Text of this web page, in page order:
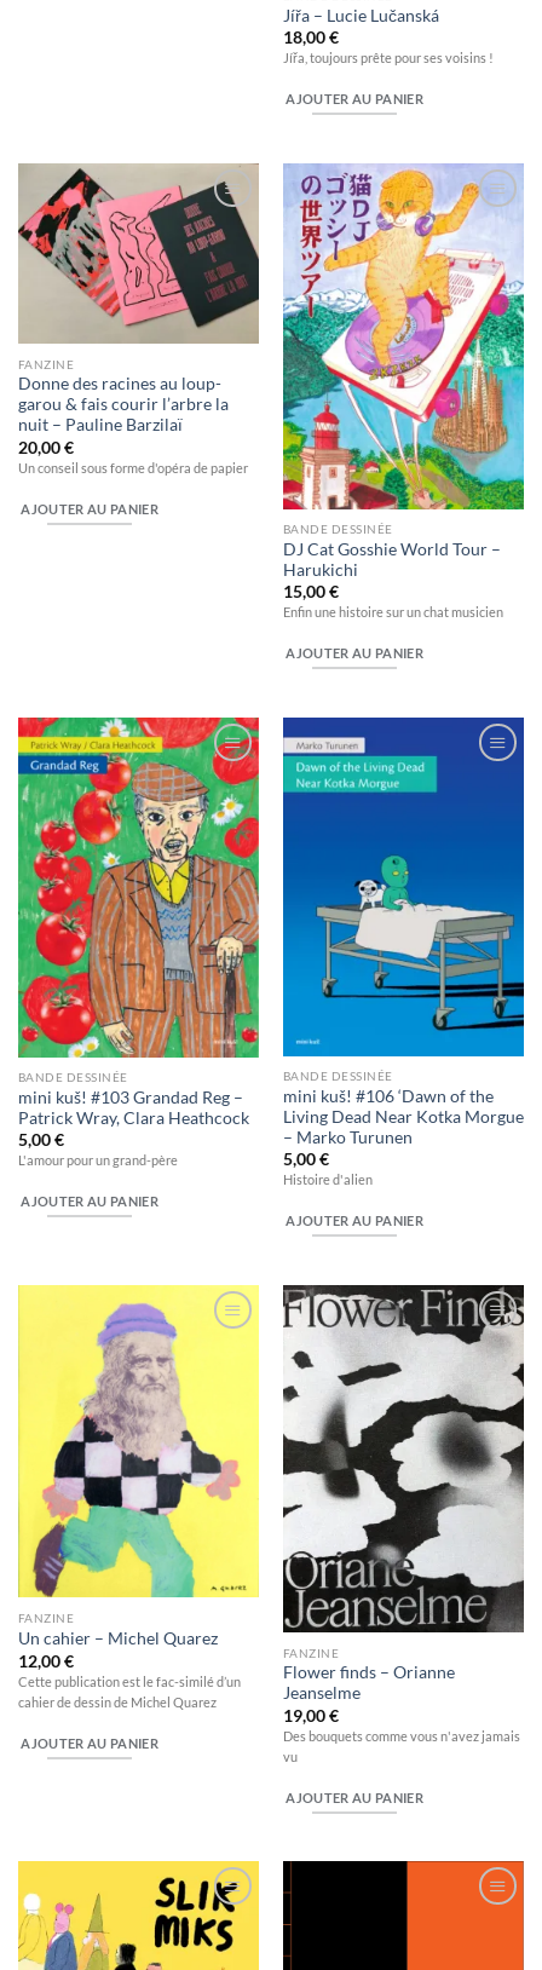
Jířa – Lucie Lučanská
18,00€
Jířa, toujours prête pour ses voisins !
AJOUTER AU PANIER
Ajouter
à la
wishlist
FANZINE
Donne des racines au loup-
garou & fais courir l’arbre la
nuit – Pauline Barzilaï
20,00€
Un conseil sous forme d'opéra de papier
AJOUTER AU PANIER
Ajouter
wishlist
BANDE DESSINÉE
DJ Cat Gosshie World Tour –
Harukichi
15,00€
Enfin une histoire sur un chat musicien
AJOUTER AU PANIER
Ajouter
à la
wishlist
BANDE DESSINÉE
mini kuš! #103 Grandad Reg –
Patrick Wray, Clara Heathcock
5,00€
L'amour pour un grand-père
AJOUTER AU PANIER
BANDE DESSINÉE
mini kuš! #106 ‘Dawn of the
Living Dead Near Kotka Morgue
– Marko Turunen
5,00€
Histoire d'alien
AJOUTER AU PANIER
FANZINE
Un cahier – Michel Quarez
12,00€
Cette publication est le fac-similé d’un
cahier de dessin de Michel Quarez
AJOUTER AU PANIER
Ajouter
wishlist
FANZINE
Flower finds – Orianne
Jeanselme
19,00€
Des bouquets comme vous n'avez jamais
vu
AJOUTER AU PANIER
Ajouter
à la
wishlist